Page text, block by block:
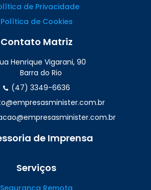
de Privacidade
Política de Cookies
Contato Matriz
Henrique Vigarani, 90
Barra do Rio
(47) 3349-6636
(47) 99988.4642
de Imprensa
Serviços